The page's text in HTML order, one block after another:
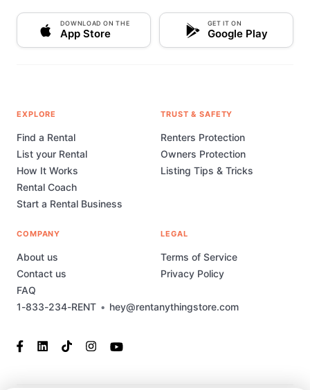
DOWNLOAD ON THE
App Store
GET IT ON
Google Play
1-833-234-RENT • hey@rentanythingstore.com
EXPLORE
Find a Rental
List your Rental
How It Works
Rental Coach
Start a Rental Business
TRUST & SAFETY
Renters Protection
Owners Protection
Listing Tips & Tricks
COMPANY
About us
Contact us
FAQ
LEGAL
Terms of Service
Privacy Policy